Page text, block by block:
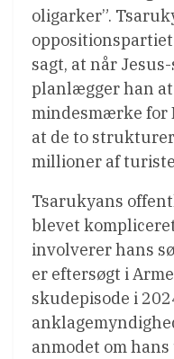
oligarker”.
sagt, at når
planlægger han
mindesmærke for
at de to
millioner af
Tsarukyans
blevet
involverer hans
er eftersøgt i
skudepisode i
anmodet om